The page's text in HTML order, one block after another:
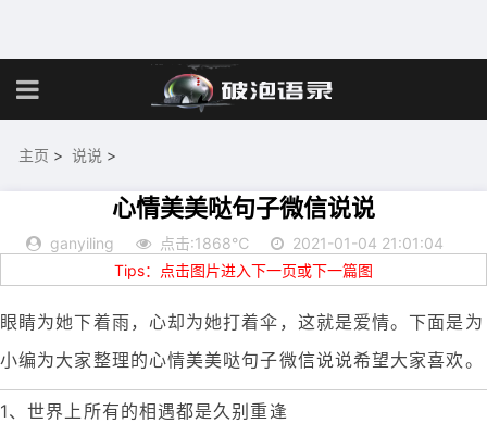
主页 > 说说 >
心情美美哒句子微信说说
ganyiling 点击:1868℃
2021-01-04 21:01:04
Tips：点击图片进入下一页或下一篇图
眼睛为她下着雨，心却为她打着伞，这就是爱情。下面是为
小编为大家整理的心情美美哒句子微信说说希望大家喜欢。
1、世界上所有的相遇都是久别重逢